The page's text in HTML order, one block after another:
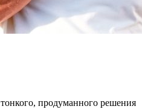
продуманного решения